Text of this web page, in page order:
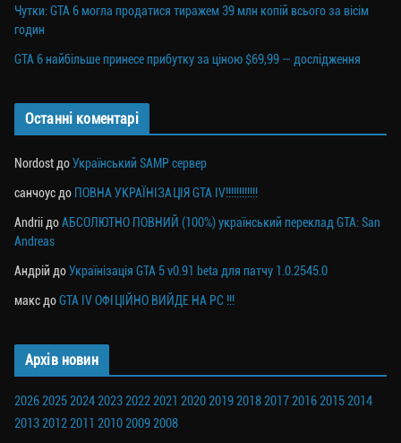
Чутки: GTA 6 могла продатися тиражем 39 млн копій всього за вісім
годин
GTA 6 найбільше принесе прибутку за ціною $69,99 — дослідження
Останні коментарі
NordostдоУкраїнський SAMP сервер
санчоусдо ПОВНА УКРАЇНІЗАЦІЯ GTA IV!!!!!!!!!!!!
AndriiдоАБСОЛЮТНО ПОВНИЙ (100%) український переклад GTA: San
Andreas
Андрій доУкраїнізація GTA 5 v0.91 beta для патчу 1.0.2545.0
максдоGTA IV ОФІЦІЙНО ВИЙДЕ НА PC !!!
Архів новин
202620252024202320222021 2020201920182017201620152014
201320122011 201020092008